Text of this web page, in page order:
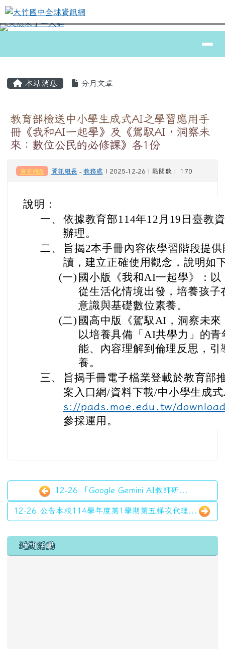
跳至主內容區
大竹國中全球資訊網
⏸
本站消息 分月文章
教育部檢送中小學生成式AI之學習應用手
冊《我和AI一起學》及《駕馭AI，洞察未
來：數位公民的必修課》各1份
資安網路 資訊組長 - 教務處 | 2025-12-26 | 點閱數： 170
說明：
一、 依據教育部114年12月19日臺教
辦理。
二、
旨揭2本手冊內容依學習階段提
讀，建立正確使用觀念，說明如
(一) 國小版《我和AI一起學》：
從生活化情境出發，培養孩
意識與基礎數位素養。
(二) 國高中版《駕馭AI，洞察未
以培養具備「AI共學力」的
能、內容理解到倫理反思，
養。
三、
旨揭手冊電子檔業登載於教育部
案入口網/資料下載/中小學生成
s://pads.moe.edu.tw/
參採運用。
12-26 「Google Gemini AI教師研...
12-26 公告本校114學年度第1學期第五梯次代理...
左邊區域內容
近期活動